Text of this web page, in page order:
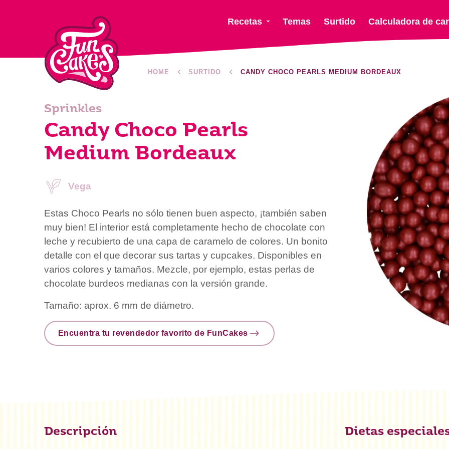
Recetas Temas Surtido Calculadora de
HOME SURTIDO CANDY CHOCO PEARLS MEDIUM BORDEAUX
Sprinkles
Candy Choco Pearls
Medium Bordeaux
Vega
Estas Choco Pearls no sólo tienen buen aspecto, ¡también saben
muy bien! El interior está completamente hecho de chocolate con
leche y recubierto de una capa de caramelo de colores. Un bonito
detalle con el que decorar sus tartas y cupcakes. Disponibles en
varios colores y tamaños. Mezcle, por ejemplo, estas perlas de
chocolate burdeos medianas con la versión grande.
Tamaño: aprox. 6 mm de diámetro.
Encuentra tu revendedor favorito de FunCakes
Descripción Dietas